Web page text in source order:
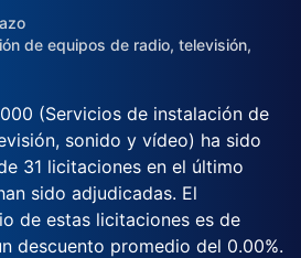
de equipos de radio, televisión,
(Servicios de instalación de
sonido y vídeo) ha sido
31 licitaciones en el último
sido adjudicadas. El
de estas licitaciones es de
descuento promedio del 0.00%.